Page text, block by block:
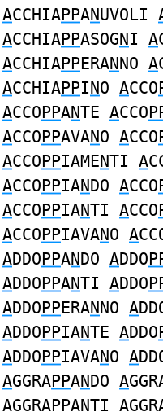
ACCHIAPPANUVOLI
ACCHIAPPASOGNI A
ACCHIAPPERANNO A
ACCHIAPPINO ACCO
ACCOPPANTE ACCO
ACCOPPAVANO ACCO
ACCOPPIAMENTI A
ACCOPPIANDO ACCO
ACCOPPIANTI ACCO
ACCOPPIAVANO A
ADDOPPANDO ADDO
ADDOPPANTI ADDO
ADDOPPERANNO A
ADDOPPIANTE ADDO
ADDOPPIAVANO A
AGGRAPPANDO A
AGGRAPPANTI A